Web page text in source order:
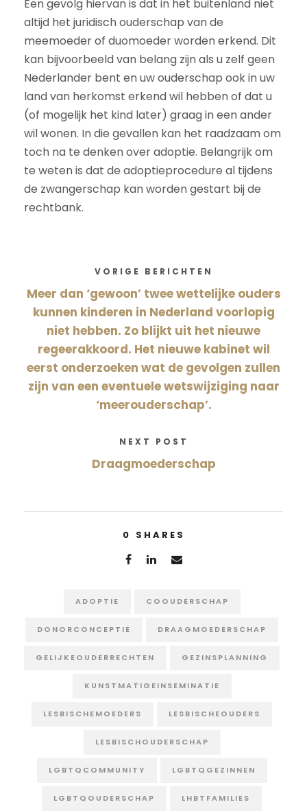
Een gevolg hiervan is dat in het buitenland niet
altijd het juridisch ouderschap van de
meemoeder of duomoeder worden erkend. Dit
kan bijvoorbeeld van belang zijn als u zelf geen
Nederlander bent en uw ouderschap ook in uw
land van herkomst erkend wil hebben of dat u
(of mogelijk het kind later) graag in een ander
wil wonen. In die gevallen kan het raadzaam om
toch na te denken over adoptie. Belangrijk om
te weten is dat de adoptieprocedure al tijdens
de zwangerschap kan worden gestart bij de
rechtbank.
VORIGE BERICHTEN
Meer dan ‘gewoon’ twee wettelijke ouders
kunnen kinderen in Nederland voorlopig
niet hebben. Zo blijkt uit het nieuwe
regeerakkoord. Het nieuwe kabinet wil
eerst onderzoeken wat de gevolgen zullen
zijn van een eventuele wetswijziging naar
‘meerouderschap’.
NEXT POST
Draagmoederschap
0 SHARES
ADOPTIE COOUDERSCHAP
DONORCONCEPTIE DRAAGMOEDERSCHAP
GELIJKEOUDERRECHTEN GEZINSPLANNING
KUNSTMATIGEINSEMINATIE
LESBISCHEMOEDERS LESBISCHEOUDERS
LESBISCHOUDERSCHAP
LGBTQCOMMUNITY LGBTQGEZINNEN
LGBTQOUDERSCHAP LHBTFAMILIES